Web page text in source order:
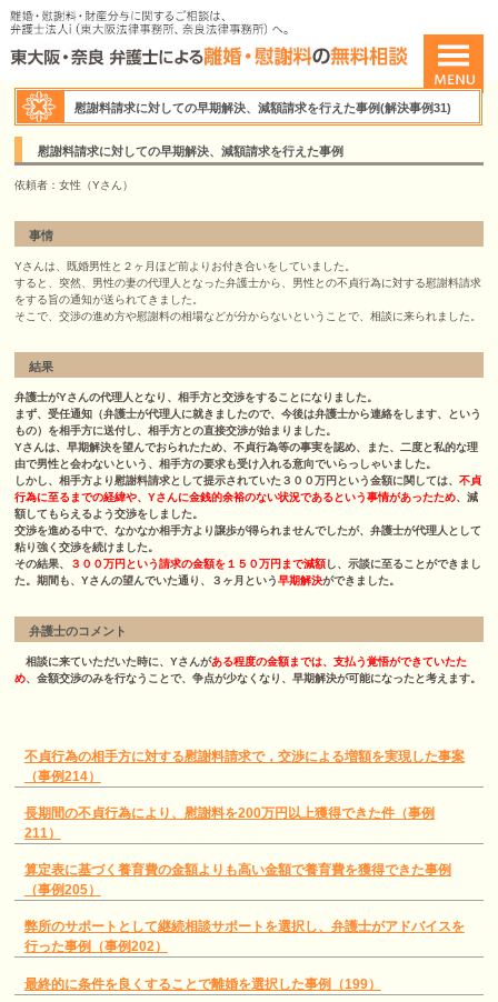
慰謝料請求に対しての早期解決、減額請求を行えた事例(解決事例31)
慰謝料請求に対しての早期解決、減額請求を行えた事例
依頼者：女性（Yさん）
事情
Yさんは、既婚男性と２ヶ月ほど前よりお付き合いをしていました。
すると、突然、男性の妻の代理人となった弁護士から、男性との不貞行為に対する慰謝料請求
をする旨の通知が送られてきました。
そこで、交渉の進め方や慰謝料の相場などが分からないということで、相談に来られました。
結果
弁護士がYさんの代理人となり、相手方と交渉をすることになりました。
まず、受任通知（弁護士が代理人に就きましたので、今後は弁護士から連絡をします、という
もの）を相手方に送付し、相手方との直接交渉が始まりました。
Yさんは、早期解決を望んでおられたため、不貞行為等の事実を認め、また、二度と私的な理
由で男性と会わないという、相手方の要求も受け入れる意向でいらっしゃいました。
しかし、相手方より慰謝料請求として提示されていた３００万円という金額に関しては、不貞
行為に至るまでの経緯や、Yさんに金銭的余裕のない状況であるという事情があったため 、減
額してもらえるよう交渉をしました。
交渉を進める中で、なかなか相手方より譲歩が得られませんでしたが、弁護士が代理人として
粘り強く交渉を続けました。
その結果、
３００万円という請求の金額を１５０万円まで減額し、示談に至ることができまし
た。期間も、Yさんの望んでいた通り、３ヶ月という早期解決ができました。
弁護士のコメント
相談に来ていただいた時に、Yさんがある程度の金額までは、支払う覚悟ができていたた
め 、金額交渉のみを行なうことで、争点が少なくなり、早期解決が可能になったと考えます。
不貞行為の相手方に対する慰謝料請求で，交渉による増額を実現した事案
（事例214）
長期間の不貞行為により、慰謝料を200万円以上獲得できた件（事例
211）
算定表に基づく養育費の金額よりも高い金額で養育費を獲得できた事例
（事例205）
弊所のサポートとして継続相談サポートを選択し、弁護士がアドバイスを
行った事例（事例202）
最終的に条件を良くすることで離婚を選択した事例（199）